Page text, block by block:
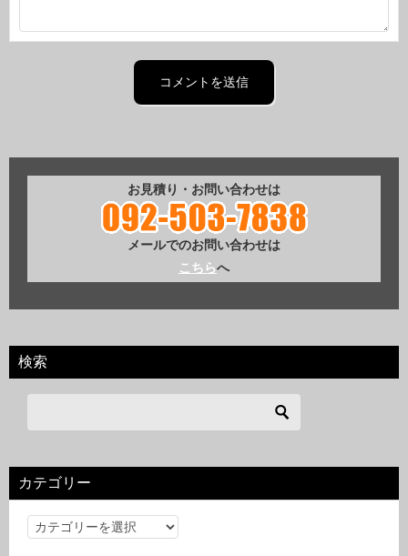
お見積り・お問い合わせは
メールでのお問い合わせは
こちらへ
検索
カテゴリー
カ